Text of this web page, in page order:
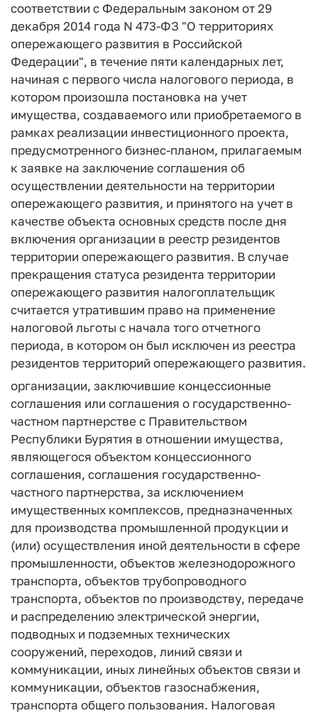
соответствии с Федеральным законом от 29
декабря 2014 года N 473-ФЗ "О территориях
опережающего развития в Российской
Федерации", в течение пяти календарных лет,
начиная с первого числа налогового периода, в
котором произошла постановка на учет
имущества, создаваемого или приобретаемого в
рамках реализации инвестиционного проекта,
предусмотренного бизнес-планом, прилагаемым
к заявке на заключение соглашения об
осуществлении деятельности на территории
опережающего развития, и принятого на учет в
качестве объекта основных средств после дня
включения организации в реестр резидентов
территории опережающего развития. В случае
прекращения статуса резидента территории
опережающего развития налогоплательщик
считается утратившим право на применение
налоговой льготы с начала того отчетного
периода, в котором он был исключен из реестра
резидентов территорий опережающего развития.
организации, заключившие концессионные
соглашения или соглашения о государственно-
частном партнерстве с Правительством
Республики Бурятия в отношении имущества,
являющегося объектом концессионного
соглашения, соглашения государственно-
частного партнерства, за исключением
имущественных комплексов, предназначенных
для производства промышленной продукции и
(или) осуществления иной деятельности в сфере
промышленности, объектов железнодорожного
транспорта, объектов трубопроводного
транспорта, объектов по производству, передаче
и распределению электрической энергии,
подводных и подземных технических
сооружений, переходов, линий связи и
коммуникации, иных линейных объектов связи и
коммуникации, объектов газоснабжения,
транспорта общего пользования. Налоговая